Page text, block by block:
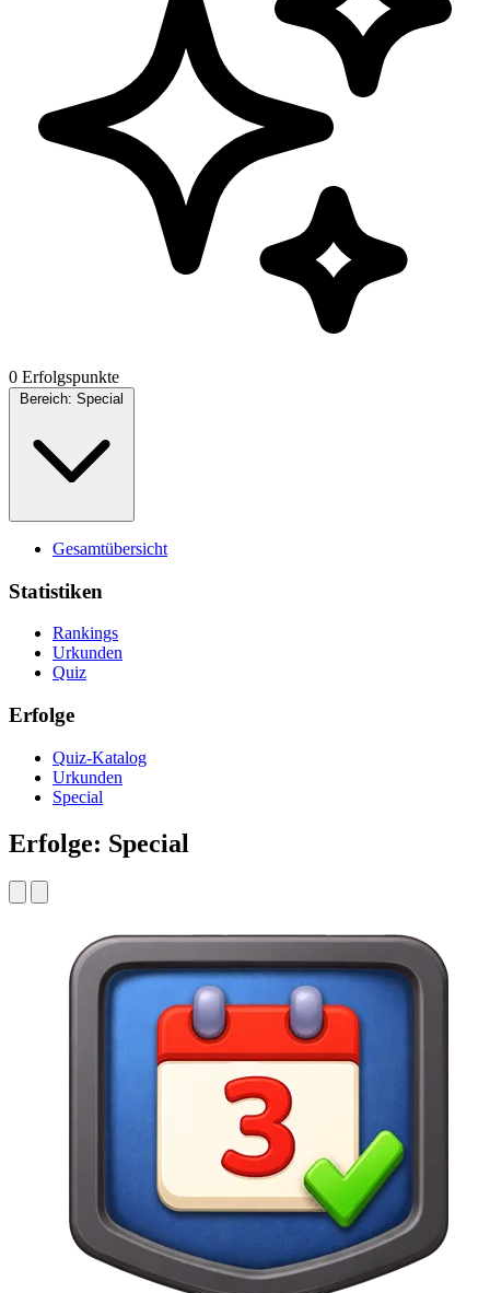
0 Erfolgspunkte
Bereich: Special
Gesamtübersicht
Statistiken
Rankings
Urkunden
Quiz
Erfolge
Quiz-Katalog
Urkunden
Special
Erfolge: Special